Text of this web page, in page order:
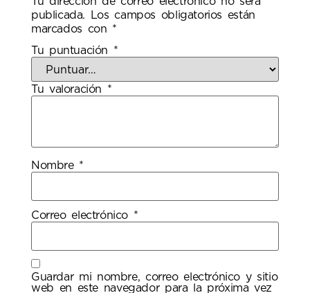
publicada.
Los campos obligatorios están
marcados con *
Tu puntuación *
Tu valoración *
Nombre *
Correo electrónico *
Guardar mi nombre, correo electrónico y sitio
web en este navegador para la próxima vez